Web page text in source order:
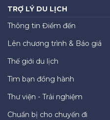
TRỢ LÝ DU LỊCH
Thông tin Điểm đến
Lên chương trình & Báo giá
Thế giới du lịch
Tìm bạn đồng hành
Thư viện - Trải nghiệm
Chuẩn bị cho chuyến đi